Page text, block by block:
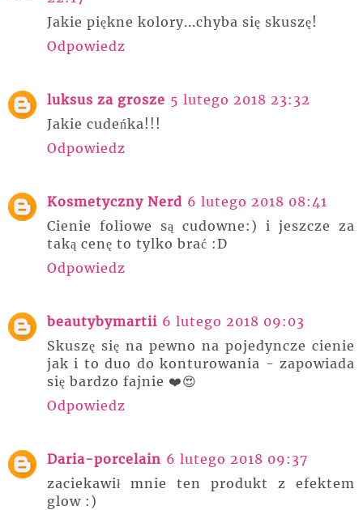
Jakie piękne kolory...chyba się skuszę!
Odpowiedz
luksus za grosze 5 lutego 2018 23:32
Jakie cudeńka!!!
Odpowiedz
Kosmetyczny Nerd 6 lutego 2018 08:41
Cienie foliowe są cudowne:) i jeszcze za
taką cenę to tylko brać :D
Odpowiedz
beautybymartii 6 lutego 2018 09:03
Skuszę się na pewno na pojedyncze cienie
jak i to duo do konturowania - zapowiada
się bardzo fajnie ❤️😍
Odpowiedz
Daria-porcelain 6 lutego 2018 09:37
zaciekawił mnie ten produkt z efektem
glow :)